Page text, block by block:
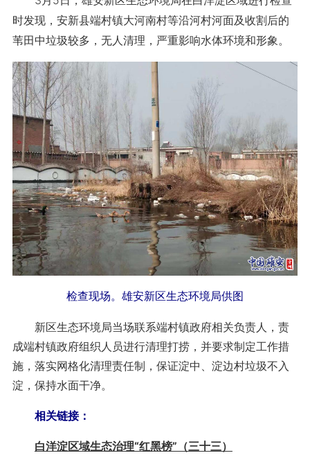
时发现，安新县端村镇大河南村等沿河村河面及收割后的
苇田中垃圾较多，无人清理，严重影响水体环境和形象。
检查现场。雄安新区生态环境局供图
新区生态环境局当场联系端村镇政府相关负责人，责
成端村镇政府组织人员进行清理打捞，并要求制定工作措
施，落实网格化清理责任制，保证淀中、淀边村垃圾不入
淀，保持水面干净。
相关链接：
白洋淀区域生态治理“红黑榜”（三十三）